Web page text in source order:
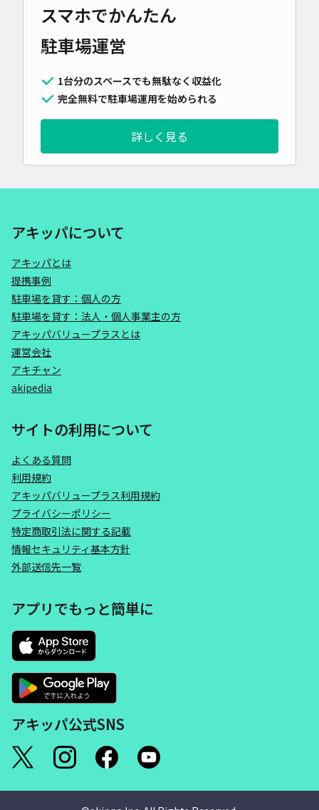
スマホでかんたん
駐車場運営
1台分のスペースでも無駄なく収益化
完全無料で駐車場運用を始められる
詳しく見る
アキッパについて
アキッパとは
提携事例
駐車場を貸す：個人の方
駐車場を貸す：法人・個人事業主の方
アキッパバリュープラスとは
運営会社
アキチャン
akipedia
サイトの利用について
よくある質問
利用規約
アキッパバリュープラス利用規約
プライバシーポリシー
特定商取引法に関する記載
情報セキュリティ基本方針
外部送信先一覧
アプリでもっと簡単に
アキッパ公式SNS